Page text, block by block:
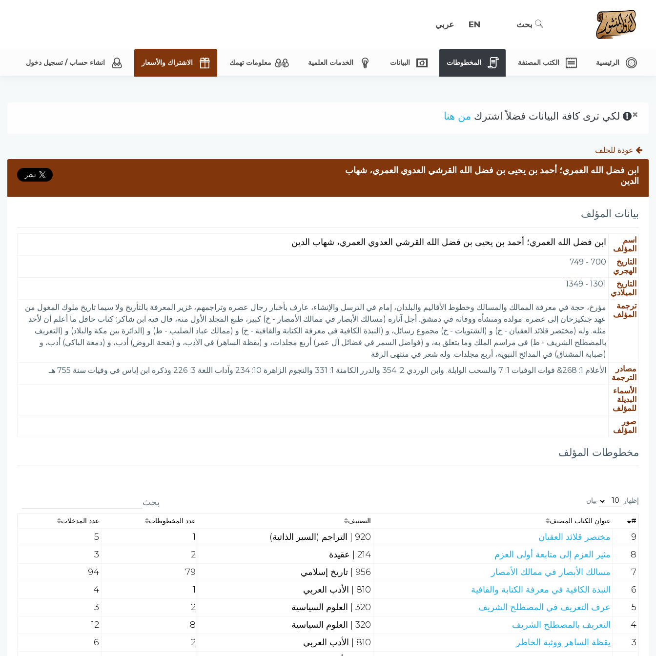
بحث EN عربي
الرئيسية الكتب المصنفة المخطوطات البيانات الخدمات العلمية معلومات تهمك الاشتراك والأسعار انشاء حساب / تسجيل دخول
× لكي ترى كافة البيانات فضلاً اشترك من هنا
عودة للخلف
ابن فضل الله العمري؛ أحمد بن يحيى بن فضل الله القرشي العدوي العمري، شهاب
الدين
بيانات المؤلف
اسم
المؤلف
ابن فضل الله العمري؛ أحمد بن يحيى بن فضل الله القرشي العدوي العمري، شهاب الدين
التاريخ
الهجري
700 - 749
التاريخ
الميلادي
1301 - 1349
ترجمة
المؤلف
مؤرخ، حجة في معرفة الممالك والمسالك وخطوط الأقاليم والبلدان، إمام في الترسل والإنشاء، عارف بأخبار رجال عصره وتراجمهم، غزير المعرفة بالتأريخ ولا سيما تاريخ ملوك المغول من
عهد جنكيزخان إلى عصره. مولده ومنشأه ووفاته في دمشق. أجل آثاره (مسالك الأبصار في ممالك الأمصار - خ) كبير، طبع المجلد الأول منه، قال فيه ابن شاكر: كتاب حافل ما أعلم أن لأحد
مثله. وله (مختصر قلائد العقيان - خ) و (الشتويات - خ) مجموع رسائل، و (النبذة الكافية في معرفة الكتابة والقافية - خ) و (ممالك عباد الصليب - ط) و (الدائرة بين مكة والبلاد) و (التعريف
بالمصطلح الشريف - ط) في مراسم الملك وما يتعلق به، و (فواضل السمر في فضائل آل عمر) أربع مجلدات، و (يقظة الساهر) في الأدب، و (نفحة الروض) أدب، و (دمعة الباكي) أدب، و
(صبابة المشتاق) في المدائح النبوية، أربع مجلدات. وله شعر في منتهى الرقة
مصادر
الترجمة
الأعلام 1: 268& فوات الوفيات 1: 7 والسحب الوابلة. وابن الوردي 2: 354 والدرر الكامنة 1: 331 والنجوم الزاهرة 10: 234 وآداب اللغة 3: 226 وذكره ابن إياس في وفيات سنة 755 هـ
الأسماء
البديلة
للمؤلف
صور
المؤلف
مخطوطات المؤلف
إظهار بيان بحث
# عنوان الكتاب المصنف التصنيف عدد المخطوطات عدد المدخلات
9 مختصر قلائد العقيان 920 | التراجم (السير الذاتية) 1
5
8
مثير العزم إلى متابعة أولى العزم 214 | عقيدة 2
3
7
مسالك الأبصار في ممالك الأمصار 956 | تاريخ إسلامي 79
94
6
النبذة الكافية في معرفة الكتابة والقافية 810 | الأدب العربي 1
4
5
عرف التعريف في المصطلح الشريف 320 | العلوم السياسية 2
3
4
التعريف بالمصطلح الشريف 320 | العلوم السياسية 8
12
3
يقظة الساهر ووثبة الخاطر 810 | الأدب العربي 2
6